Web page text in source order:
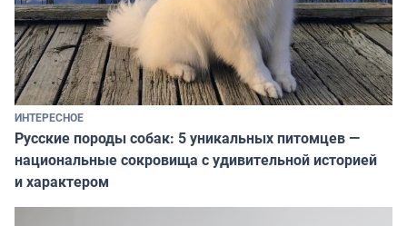
ИНТЕРЕСНОЕ
Русские породы собак: 5 уникальных питомцев —
национальные сокровища с удивительной историей
и характером